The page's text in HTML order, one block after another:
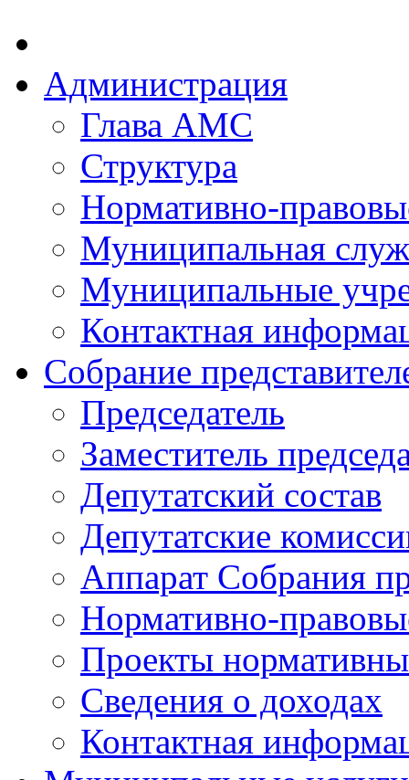
Администрация
Глава АМС
Структура
Нормативно-
Муниципальная
Муниципальные
Контактная
Собрание
Председатель
Заместитель
Депутатский состав
Депутатские
Аппарат Собрания
Нормативно-
Проекты
Сведения о доходах
Контактная